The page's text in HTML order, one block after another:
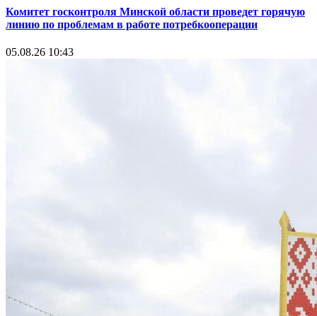
Комитет госконтроля Минской области проведет горячую
линию по проблемам в работе потребкооперации
05.08.26 10:43